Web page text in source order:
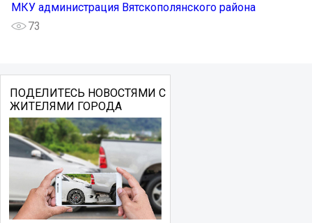
МКУ администрация Вятскополянского района
73
ПОДЕЛИТЕСЬ НОВОСТЯМИ С
ЖИТЕЛЯМИ ГОРОДА